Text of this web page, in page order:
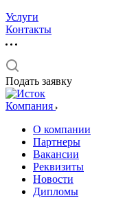
Услуги
Контакты
Подать заявку
Компания
О компании
Партнеры
Вакансии
Реквизиты
Новости
Дипломы